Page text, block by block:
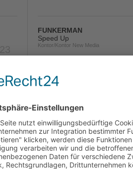
23
FUNKERMAN
Speed Up
Kontor/Kontor New Media
-
LAZARD
-
THE CARAMEL CLUB
Jumbo Jumbo
Tiger/Kontor/Kontor New Media/DMD